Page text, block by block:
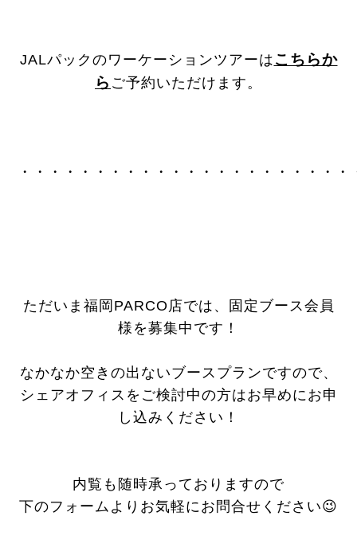
JALパックのワーケーションツアーは こちらか
ら ご予約いただけます。
・・・・・・・・・・・・・・・・・・・・・
ただいま福岡PARCO店では、固定ブース会員
様を募集中です！
なかなか空きの出ないブースプランですので、
シェアオフィスをご検討中の方はお早めにお申
し込みください！
内覧も随時承っておりますので
下のフォームよりお気軽にお問合せください😉